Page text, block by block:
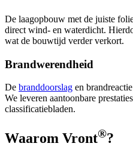
De laagopbouw met de juiste
direct wind- en waterdicht.
wat de bouwtijd verder verkort.
Brandwerendheid
De branddoorslag en
We leveren aantoonbare
classificatiebladen.
Waarom Vront®?